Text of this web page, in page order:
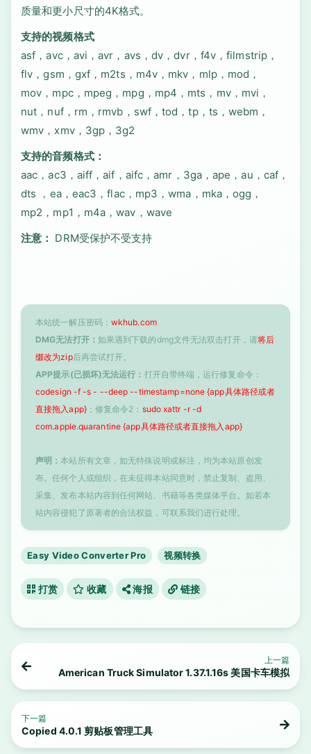
质量和更小尺寸的4K格式。
支持的视频格式
asf，avc，avi，avr，avs，dv，dvr，f4v，filmstrip，
flv，gsm，gxf，m2ts，m4v，mkv，mlp，mod，
mov，mpc，mpeg，mpg，mp4，mts，mv，mvi，
nut，nuf，rm，rmvb，swf，tod，tp，ts，webm，
wmv，xmv，3gp，3g2
支持的音频格式：
aac，ac3，aiff，aif，aifc，amr，3ga，ape，au，caf，
dts ，ea，eac3，flac，mp3，wma，mka，ogg，
mp2，mp1，m4a，wav，wave
注意： DRM受保护不受支持
本站统一解压密码： wkhub.com
DMG无法打开： 如果遇到下载的dmg文件无法双击打开，请将后
缀改为zip后再尝试打开。
APP提示(已损坏)无法运行： 打开自带终端，运行修复命令：
codesign -f -s - --deep --timestamp=none {app具体路径或者
直接拖入app}；修复命令2： sudo xattr -r -d
com.apple.quarantine {app具体路径或者直接拖入app}
声明：本站所有文章，如无特殊说明或标注，均为本站原创发
布。任何个人或组织，在未征得本站同意时，禁止复制、盗用、
采集、发布本站内容到任何网站、书籍等各类媒体平台。如若本
站内容侵犯了原著者的合法权益，可联系我们进行处理。
Easy Video Converter Pro 视频转换
打赏 收藏 海报 链接
上一篇
American Truck Simulator 1.37.1.16s 美国卡车模拟
下一篇
Copied 4.0.1 剪贴板管理工具